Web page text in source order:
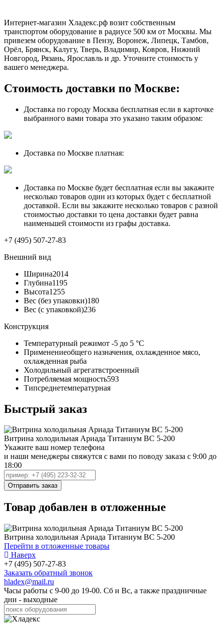
Интернет-магазин Хладекс.рф возит собственным
транспортом оборудование в радиусе 500 км от Москвы. Мы
привезем оборудование в Пензу, Воронеж, Липецк, Тамбов,
Орёл, Брянск, Калугу, Тверь, Владимир, Ковров, Нижний
Новгород, Рязань, Ярославль и др. Уточните стоимость у
вашего менеджера.
Стоимость доставки по Москве:
Доставка по городу Москва бесплатная если в карточке
выбранного вами товара это указано таким образом:
Доставка по Москве платная:
Доставка по Москве будет бесплатная если вы закажите
несколько товаров один из которых будет с бесплатной
доставкой. Если вы закажите несколько товаров с разной
стоимостью доставки то цена доставки будет равна
наименьшей стоимости из графы доставка.
+7 (495) 507-27-83
Внешний вид
Ширина2014
Глубина1195
Высота1255
Вес (без упаковки)180
Вес (с упаковкой)236
Конструкция
Температурный режимот -5 до 5 °C
Применениеобщего назначения, охлажденное мясо,
охлажденная рыба
Холодильный агрегатвстроенный
Потребляемая мощность593
Типсреднетемпературная
Быстрый заказ
Витрина холодильная Ариада Титаниум ВС 5-200
Укажите ваш номер телефона
и наши менеджеры свяжутся с вами по поводу заказа с 9:00 до
18:00
Товар добавлен в отложенные
Витрина холодильная Ариада Титаниум ВС 5-200
Перейти в отложенные товары
Наверх
+7 (495) 507-27-83
Заказать обратный звонок
hladex@mail.ru
Часы работы с 9-00 до 19-00. Сб и Вс, а также праздничные
дни - выходные